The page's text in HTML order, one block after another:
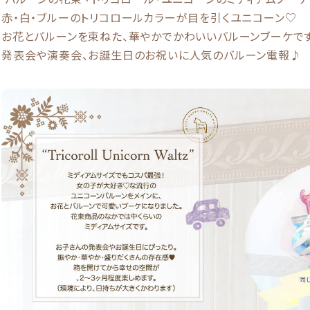
赤・白・ブルーのトリコロールカラーが目を引くユニコーン♡
お花とバルーンを束ねた、華やかでかわいいバルーンブーケで
発表会や演奏会、お誕生日のお祝いに人気のバルーン電報♪